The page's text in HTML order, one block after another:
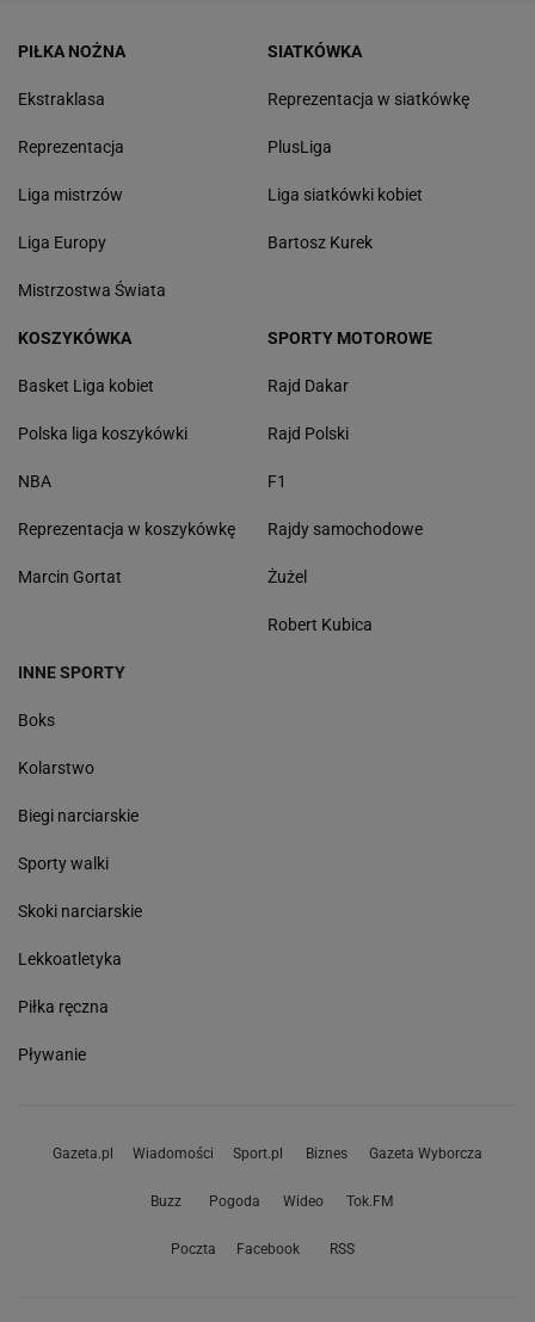
PIŁKA NOŻNA
Ekstraklasa
Reprezentacja
Liga mistrzów
Liga Europy
Mistrzostwa Świata
SIATKÓWKA
Reprezentacja w siatkówkę
PlusLiga
Liga siatkówki kobiet
Bartosz Kurek
KOSZYKÓWKA
Basket Liga kobiet
Polska liga koszykówki
NBA
Reprezentacja w koszykówkę
Marcin Gortat
SPORTY MOTOROWE
Rajd Dakar
Rajd Polski
F1
Rajdy samochodowe
Żużel
Robert Kubica
INNE SPORTY
Boks
Kolarstwo
Biegi narciarskie
Sporty walki
Skoki narciarskie
Lekkoatletyka
Piłka ręczna
Pływanie
Gazeta.pl Wiadomości Sport.pl Biznes Gazeta Wyborcza
Buzz Pogoda Wideo Tok.FM
Poczta Facebook RSS